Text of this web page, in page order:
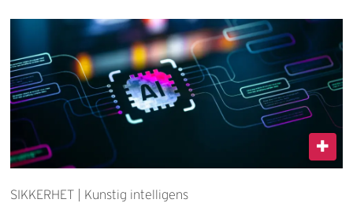
SIKKERHET | Kunstig intelligens